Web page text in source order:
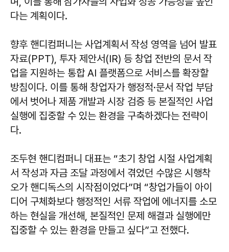
다는 계획이다.
향후 핸디컴퍼니는 사업계획서 작성 영역을 넘어 발표
자료(PPT), 투자 제안서(IR) 등 창업 전반의 문서 작
업을 지원하는 통합 AI 플랫폼으로 서비스를 확장할
방침이다. 이를 통해 창업자가 행정적·문서 작업 부담
에서 벗어나 제품 개발과 시장 검증 등 본질적인 사업
실행에 집중할 수 있는 환경을 구축하겠다는 전략이
다.
조두현 핸디컴퍼니 대표는 “초기 창업 시절 사업계획
서 작성과 자금 조달 과정에서 겪었던 수많은 시행착
오가 핸디독스의 시작점이었다”며 “창업가들이 아이
디어 구체화보다 행정적인 서류 작업에 에너지를 소모
하는 현실을 개선해, 본질적인 문제 해결과 실행에만
집중할 수 있는 환경을 만들고 싶다”고 전했다.